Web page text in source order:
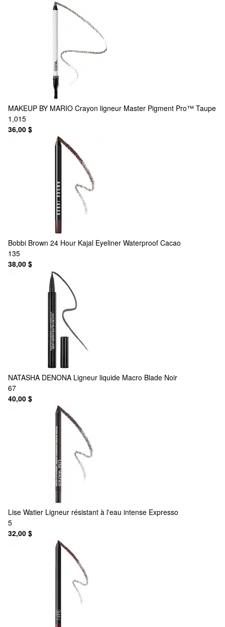
MAKEUP BY MARIO Crayon ligneur Master Pigment Pro™ Taupe
1,015
36,00 $
Bobbi Brown 24 Hour Kajal Eyeliner Waterproof Cacao
135
38,00 $
NATASHA DENONA Ligneur liquide Macro Blade Noir
67
40,00 $
Lise Watier Ligneur résistant à l'eau intense Expresso
5
32,00 $